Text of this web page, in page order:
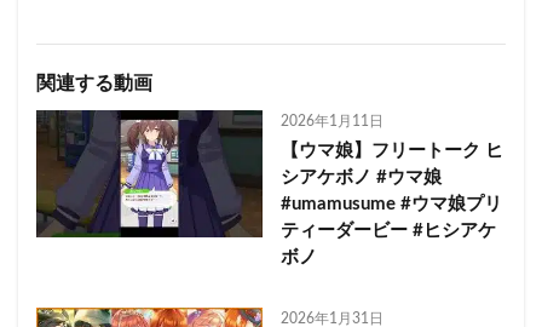
関連する動画
2026年1月11日
【ウマ娘】フリートーク ヒ
シアケボノ #ウマ娘
#umamusume #ウマ娘プリ
ティーダービー #ヒシアケ
ボノ
2026年1月31日